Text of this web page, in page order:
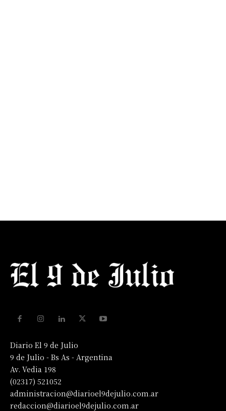
Diario El 9 de Julio
9 de Julio - Bs As - Argentina
Av. Vedia 198
(02317) 521052
administracion@diarioel9dejulio.com.ar
redaccion@diarioel9dejulio.com.ar